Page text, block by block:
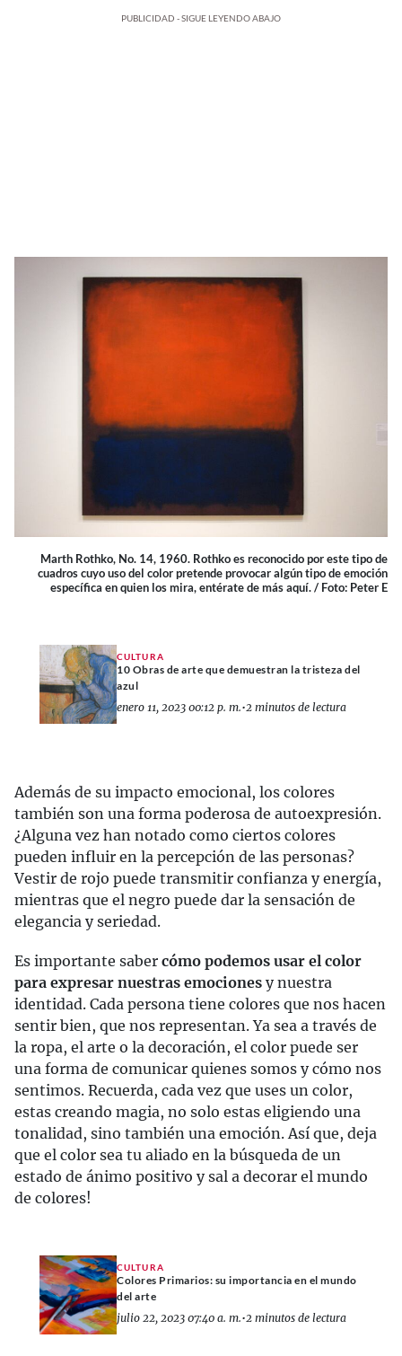
PUBLICIDAD - SIGUE LEYENDO ABAJO
Marth Rothko, No. 14, 1960. Rothko es reconocido por este tipo de
cuadros cuyo uso del color pretende provocar algún tipo de emoción
específica en quien los mira, entérate de más aquí. / Foto: Peter E
CULTURA
10 Obras de arte que demuestran la tristeza del
azul
enero 11, 2023 00:12 p. m.•2 minutos de lectura
Además de su impacto emocional, los colores
también son una forma poderosa de autoexpresión.
¿Alguna vez han notado como ciertos colores
pueden influir en la percepción de las personas?
Vestir de rojo puede transmitir confianza y energía,
mientras que el negro puede dar la sensación de
elegancia y seriedad.
Es importante saber cómo podemos usar el color
para expresar nuestras emociones y nuestra
identidad. Cada persona tiene colores que nos hacen
sentir bien, que nos representan. Ya sea a través de
la ropa, el arte o la decoración, el color puede ser
una forma de comunicar quienes somos y cómo nos
sentimos. Recuerda, cada vez que uses un color,
estas creando magia, no solo estas eligiendo una
tonalidad, sino también una emoción. Así que, deja
que el color sea tu aliado en la búsqueda de un
estado de ánimo positivo y sal a decorar el mundo
de colores!
CULTURA
Colores Primarios: su importancia en el mundo
del arte
julio 22, 2023 07:40 a. m.•2 minutos de lectura